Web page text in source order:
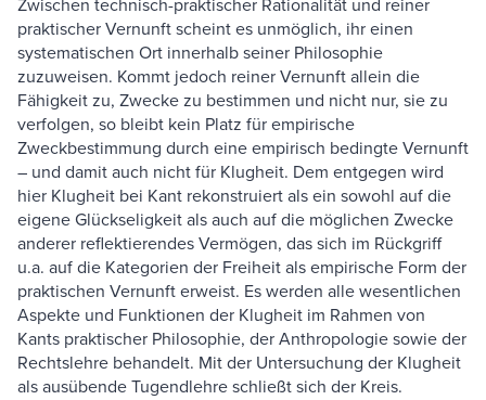
praktischer Vernunft scheint es unmöglich, ihr einen
systematischen Ort innerhalb seiner Philosophie
zuzuweisen. Kommt jedoch reiner Vernunft allein die
Fähigkeit zu, Zwecke zu bestimmen und nicht nur, sie zu
verfolgen, so bleibt kein Platz für empirische
Zweckbestimmung durch eine empirisch bedingte Vernunft
– und damit auch nicht für Klugheit. Dem entgegen wird
hier Klugheit bei Kant rekonstruiert als ein sowohl auf die
eigene Glückseligkeit als auch auf die möglichen Zwecke
anderer reflektierendes Vermögen, das sich im Rückgriff
u.a. auf die Kategorien der Freiheit als empirische Form der
praktischen Vernunft erweist. Es werden alle wesentlichen
Aspekte und Funktionen der Klugheit im Rahmen von
Kants praktischer Philosophie, der Anthropologie sowie der
Rechtslehre behandelt. Mit der Untersuchung der Klugheit
als ausübende Tugendlehre schließt sich der Kreis.